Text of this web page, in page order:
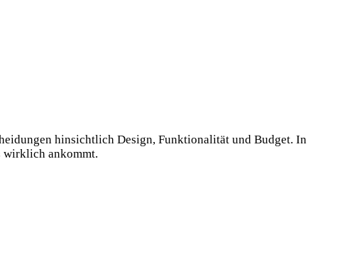
hinsichtlich Design, Funktionalität und Budget. In
wirklich ankommt.